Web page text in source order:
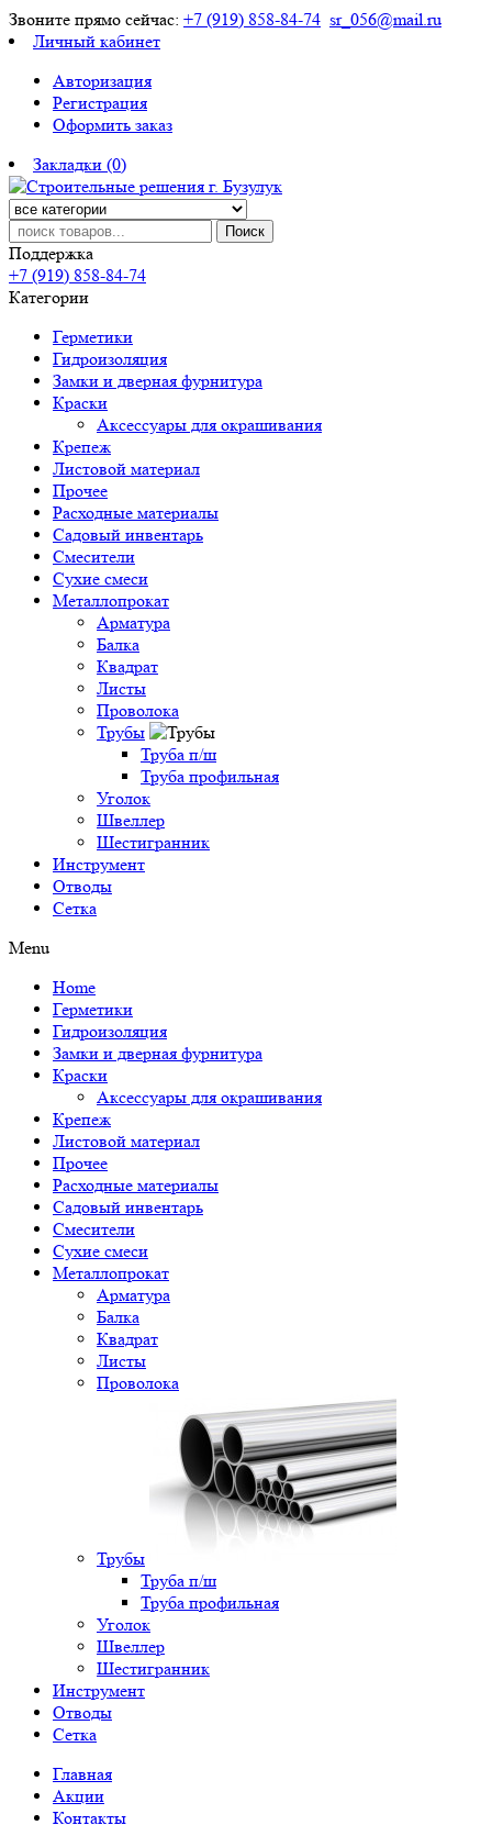
Звоните прямо сейчас: +7 (919) 858-84-74 sr_056@mail.ru
Личный кабинет
Авторизация
Регистрация
Оформить заказ
Закладки (0)
Поиск
Поддержка
+7 (919) 858-84-74
Категории
Герметики
Гидроизоляция
Замки и дверная фурнитура
Краски
Аксессуары для окрашивания
Крепеж
Листовой материал
Прочее
Расходные материалы
Садовый инвентарь
Смесители
Сухие смеси
Металлопрокат
Арматура
Балка
Квадрат
Листы
Проволока
Трубы
Труба п/ш
Труба профильная
Уголок
Швеллер
Шестигранник
Инструмент
Отводы
Сетка
Menu
Home
Герметики
Гидроизоляция
Замки и дверная фурнитура
Краски
Аксессуары для окрашивания
Крепеж
Листовой материал
Прочее
Расходные материалы
Садовый инвентарь
Смесители
Сухие смеси
Металлопрокат
Арматура
Балка
Квадрат
Листы
Проволока
Трубы
Труба п/ш
Труба профильная
Уголок
Швеллер
Шестигранник
Инструмент
Отводы
Сетка
Главная
Акции
Контакты